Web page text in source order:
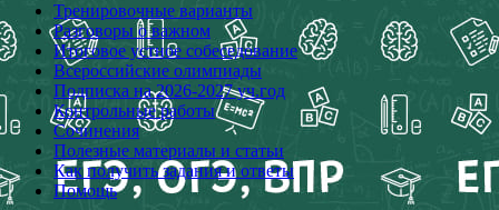
Тренировочные варианты
Разговоры о важном
Итоговое устное собеседование
Всероссийские олимпиады
Подписка на 2026-2027 уч.год
Контрольные работы
Сочинения
Полезные материалы и статьи
Как получить задания и ответы
Помощь